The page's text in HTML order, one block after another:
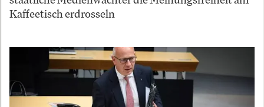
Kaffeetisch erdrosseln